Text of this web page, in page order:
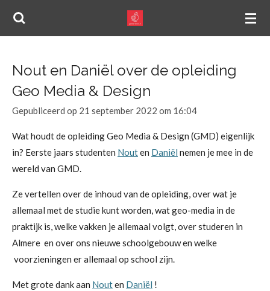
Ga
hoofdinhoud
Nout en Daniël over de opleiding
Geo Media & Design
Gepubliceerd op 21 september 2022 om 16:04
Wat houdt de opleiding Geo Media & Design (GMD) eigenlijk
in? Eerste jaars studenten Nouten Daniël nemen je mee in de
wereld van GMD.
Ze vertellen over de inhoud van de opleiding, over wat je
allemaal met de studie kunt worden, wat geo-media in de
praktijk is, welke vakken je allemaal volgt, over studeren in
Almere en over ons nieuwe schoolgebouw en welke
voorzieningen er allemaal op school zijn.
Met grote dank aan Nouten Daniël !